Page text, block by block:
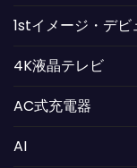
1stイメージ・デビ
4K液晶テレビ
AC式充電器
AI